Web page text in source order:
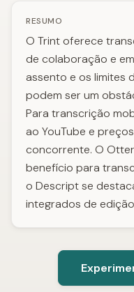
RESUMO
O Trint oferece
de colaboração e
assento e os limites
podem ser um
Para transcrição
ao YouTube e
concorrente. O
benefício para
o Descript se
integrados de